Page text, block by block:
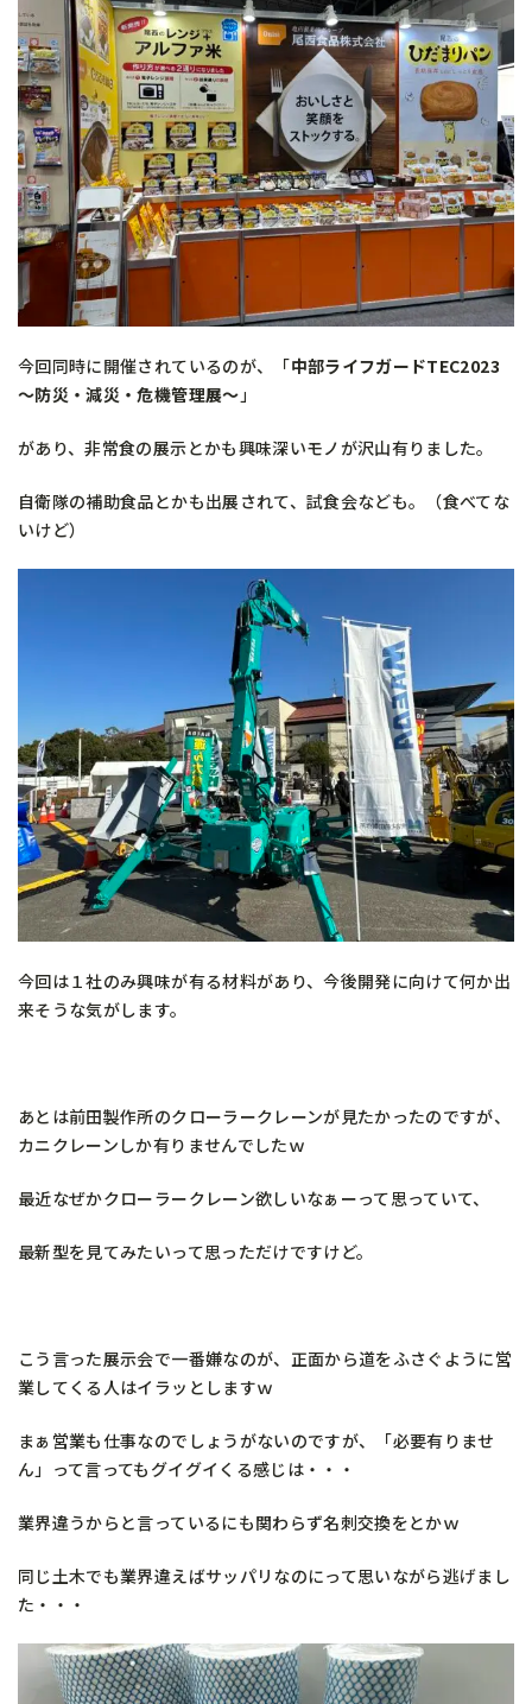
今回同時に開催されているのが、「中部ライフガードTEC2023
～防災・減災・危機管理展～」
があり、非常食の展示とかも興味深いモノが沢山有りました。
自衛隊の補助食品とかも出展されて、試食会なども。（食べてな
いけど）
今回は１社のみ興味が有る材料があり、今後開発に向けて何か出
来そうな気がします。
あとは前田製作所のクローラークレーンが見たかったのですが、
カニクレーンしか有りませんでしたｗ
最近なぜかクローラークレーン欲しいなぁーって思っていて、
最新型を見てみたいって思っただけですけど。
こう言った展示会で一番嫌なのが、正面から道をふさぐように営
業してくる人はイラッとしますｗ
まぁ営業も仕事なのでしょうがないのですが、「必要有りませ
ん」って言ってもグイグイくる感じは・・・
業界違うからと言っているにも関わらず名刺交換をとかｗ
同じ土木でも業界違えばサッパリなのにって思いながら逃げまし
た・・・